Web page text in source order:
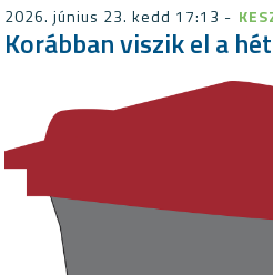
2026. június 23. kedd 17:13 -
Korábban viszik el a